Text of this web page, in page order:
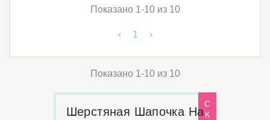
Показано 1-10 из 10
 1 
Показано 1-10 из 10
С
К
Шерстяная Шапочка На